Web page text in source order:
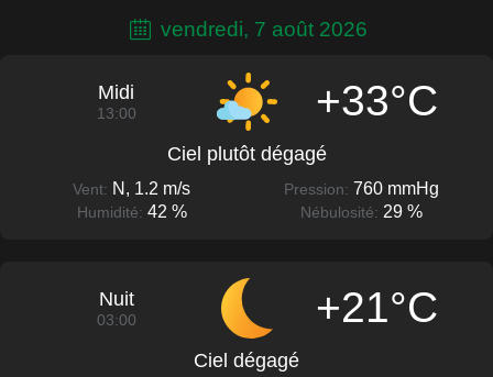
vendredi, 7 août 2026
Midi
13:00 +33°C
Ciel plutôt dégagé
Vent: N, 1.2 m/s Pression: 760 mmHg
Humidité: 42 % Nébulosité: 29 %
Nuit
03:00 +21°C
Ciel dégagé